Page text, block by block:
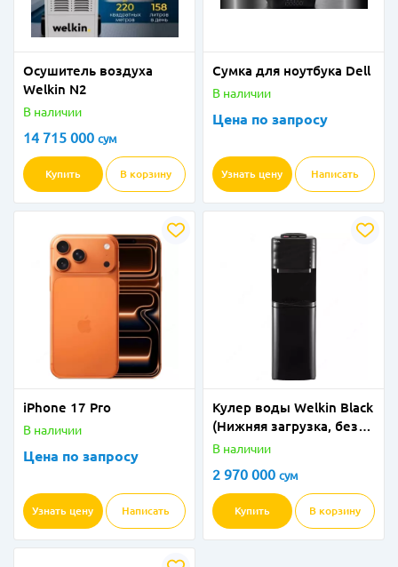
Осушитель воздуха
Welkin N2
В наличии
14 715 000 сум
Купить В корзину
Сумка для ноутбука Dell
В наличии
Цена по запросу
Узнать цену Написать
iPhone 17 Pro
В наличии
Цена по запросу
Узнать цену Написать
Кулер воды Welkin Black
(Нижняя загрузка, без
холодильника)
В наличии
2 970 000 сум
Купить В корзину